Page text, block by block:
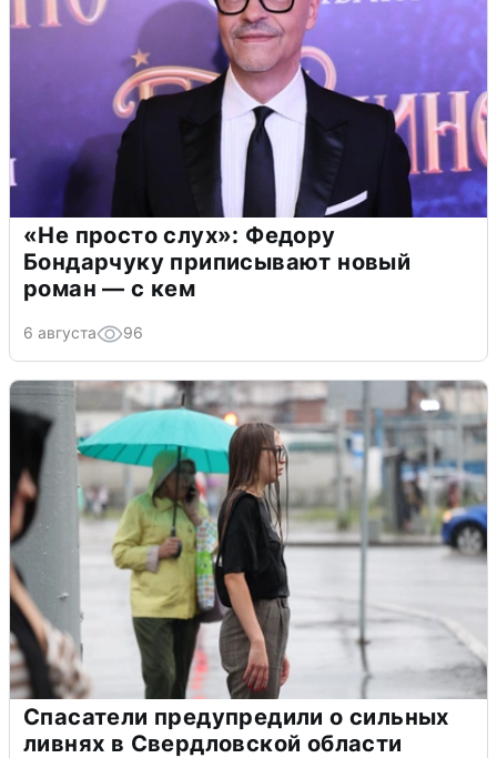
«Не просто слух»: Федору
Бондарчуку приписывают новый
роман — с кем
6 августа 96
Спасатели предупредили о сильных
ливнях в Свердловской области